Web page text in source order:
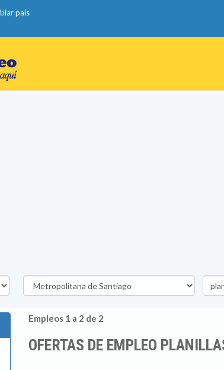
país
Región
clave
Empleos 1 a 2 de 2
OFERTAS DE EMPLEO